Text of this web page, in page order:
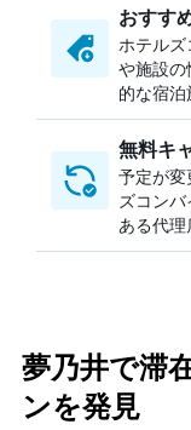
おすす
ホテル
や施設
的な宿泊
無料キ
予定が
ズコン
ある代
夢乃井で滞
ンを発見